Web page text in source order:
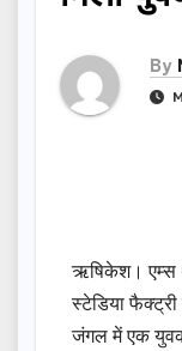
By
ऋषिकेश। एम्स
स्टेडिया
जंगल में एक युवक